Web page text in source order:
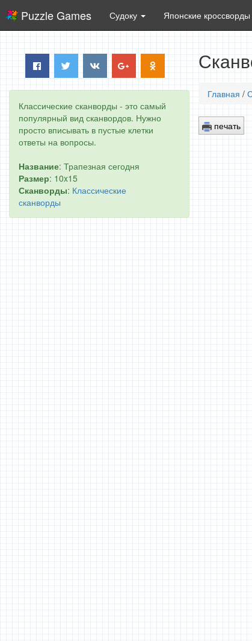
Puzzle Games Судоку Японские кроссворды
Классические сканворды - это самый
популярный вид сканвордов. Нужно
просто вписывать в пустые клетки
ответы на вопросы.
Название: Трапезная сегодня
Размер: 10x15
Сканворды: Классические
сканворды
Главная /
печать